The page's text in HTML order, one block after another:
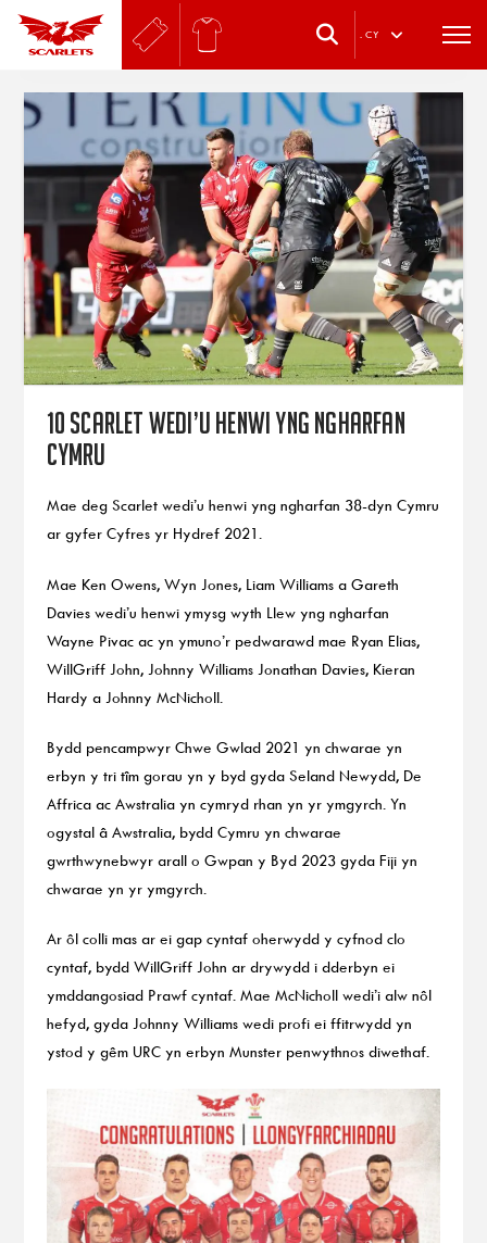
. CY
10 Scarlet wedi’u henwi yng ngharfan
Cymru
Mae deg Scarlet wedi’u henwi yng ngharfan 38-dyn Cymru
ar gyfer Cyfres yr Hydref 2021.
Mae Ken Owens, Wyn Jones, Liam Williams a Gareth
Davies wedi’u henwi ymysg wyth Llew yng ngharfan
Wayne Pivac ac yn ymuno’r pedwarawd mae Ryan Elias,
WillGriff John, Johnny Williams Jonathan Davies, Kieran
Hardy a Johnny McNicholl.
Bydd pencampwyr Chwe Gwlad 2021 yn chwarae yn
erbyn y tri tîm gorau yn y byd gyda Seland Newydd, De
Affrica ac Awstralia yn cymryd rhan yn yr ymgyrch. Yn
ogystal â Awstralia, bydd Cymru yn chwarae
gwrthwynebwyr arall o Gwpan y Byd 2023 gyda Fiji yn
chwarae yn yr ymgyrch.
Ar ôl colli mas ar ei gap cyntaf oherwydd y cyfnod clo
cyntaf, bydd WillGriff John ar drywydd i dderbyn ei
ymddangosiad Prawf cyntaf. Mae McNicholl wedi’i alw nôl
hefyd, gyda Johnny Williams wedi profi ei ffitrwydd yn
ystod y gêm URC yn erbyn Munster penwythnos diwethaf.